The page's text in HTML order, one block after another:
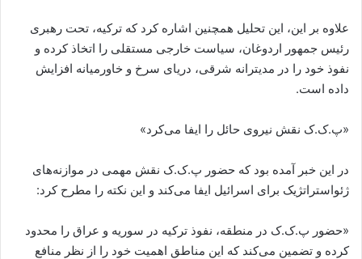
علاوه بر این، این تحلیل همچنین اشاره کرد که ترکیه، تحت رهبری
رئیس جمهور اردوغان، سیاست خارجی مستقلی را اتخاذ کرده و
نفوذ خود را در مدیترانه شرقی، دریای سرخ و خاورمیانه افزایش
داده است.
«پ.ک.ک نقش نیروی حائل را ایفا می‌کرد»
در این خبر آمده بود که حضور پ.ک.ک نقش مهمی در موازنه‌های
ژئواستراتژیک برای اسرائیل ایفا می‌کند و این نکته را مطرح کرد:
«حضور پ.ک.ک در منطقه، نفوذ ترکیه در سوریه و عراق را محدود
کرده و تضمین می‌کند که این مناطق اهمیت خود را از نظر منافع